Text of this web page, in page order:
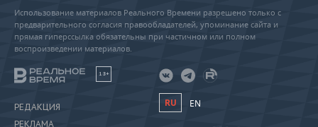
Использование материалов Реального Времени разрешено только с
предварительного согласия правообладателей, упоминание сайта и
прямая гиперссылка обязательны при частичном или полном
воспроизведении материалов.
18+
РЕДАКЦИЯ
РЕКЛАМА
RU EN